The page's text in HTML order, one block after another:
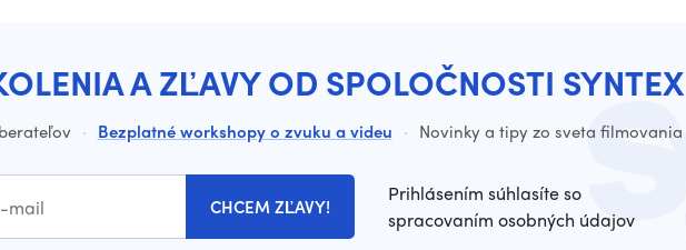
A ZĽAVY OD SPOLOČNOSTI SYNTEX
· Bezplatné workshopy o zvuku a videu · Novinky a tipy zo sveta filmovania
CHCEM ZĽAVY!
Prihlásením súhlasíte so
spracovaním osobných údajov